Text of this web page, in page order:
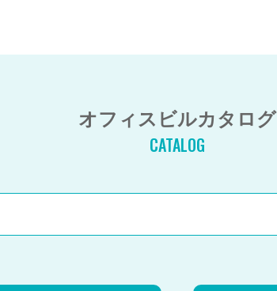
オフィスビルカタログ
CATALOG